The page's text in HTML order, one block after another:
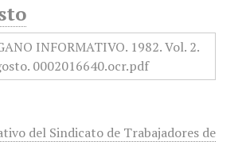
del Sindicato de Trabajadores de